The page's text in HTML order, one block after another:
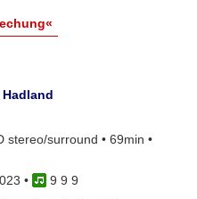
stereo/surround • 69min •
•
9 9 9